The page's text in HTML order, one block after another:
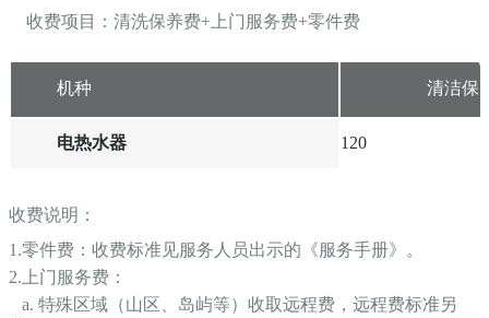
收费项目：清洗保养费+上门服务费+零件费
机种 清洁保
电热水器 120
收费说明：
1.零件费：收费标准见服务人员出示的《服务手册》。
2.上门服务费：
a. 特殊区域（山区、岛屿等）收取远程费，远程费标准另